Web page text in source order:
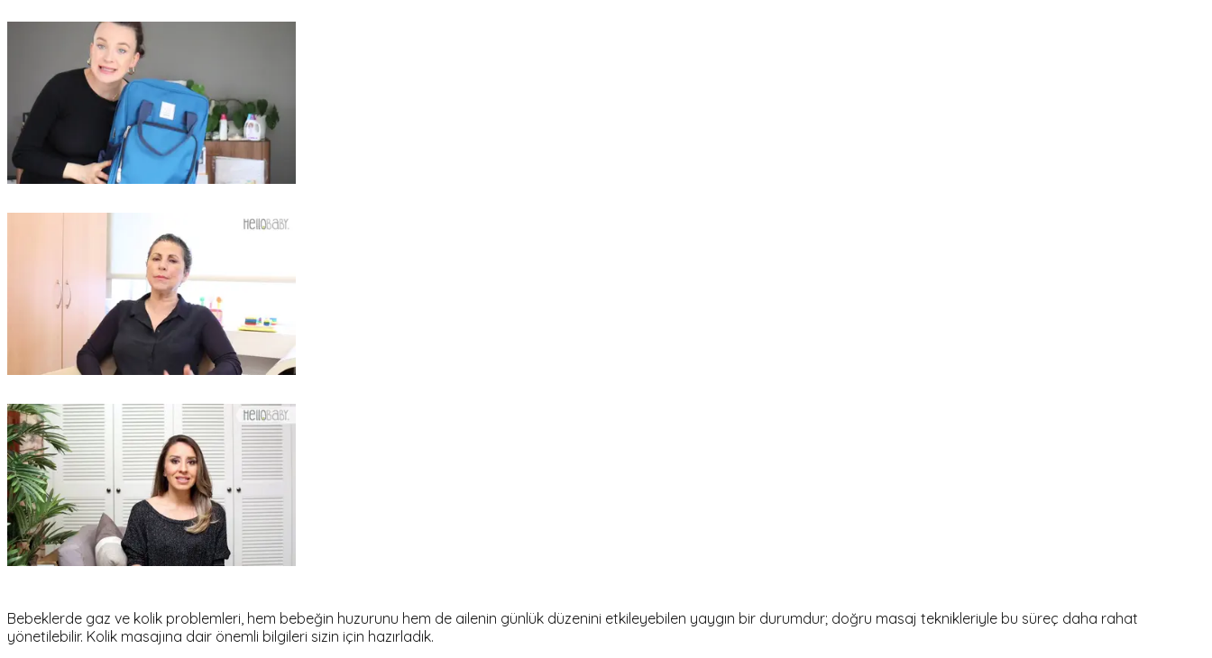
Bebeklerde gaz ve kolik problemleri, hem bebeğin huzurunu hem de ailenin günlük düzenini etkileyebilen yaygın bir durumdur; doğru masaj teknikleriyle bu süreç daha rahat
yönetilebilir. Kolik masajına dair önemli bilgileri sizin için hazırladık.